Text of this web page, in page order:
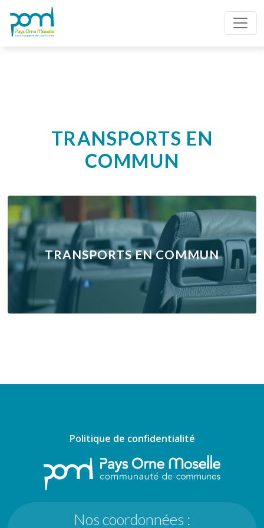
TRANSPORTS EN
COMMUN
TRANSPORTS EN COMMUN
Politique de confidentialité
Nos coordonnées :